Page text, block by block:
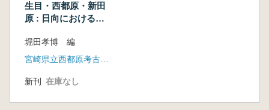
生目・西都原・新田
原 : 日向における古
を読む
堀田孝博 編
新刊 在庫なし